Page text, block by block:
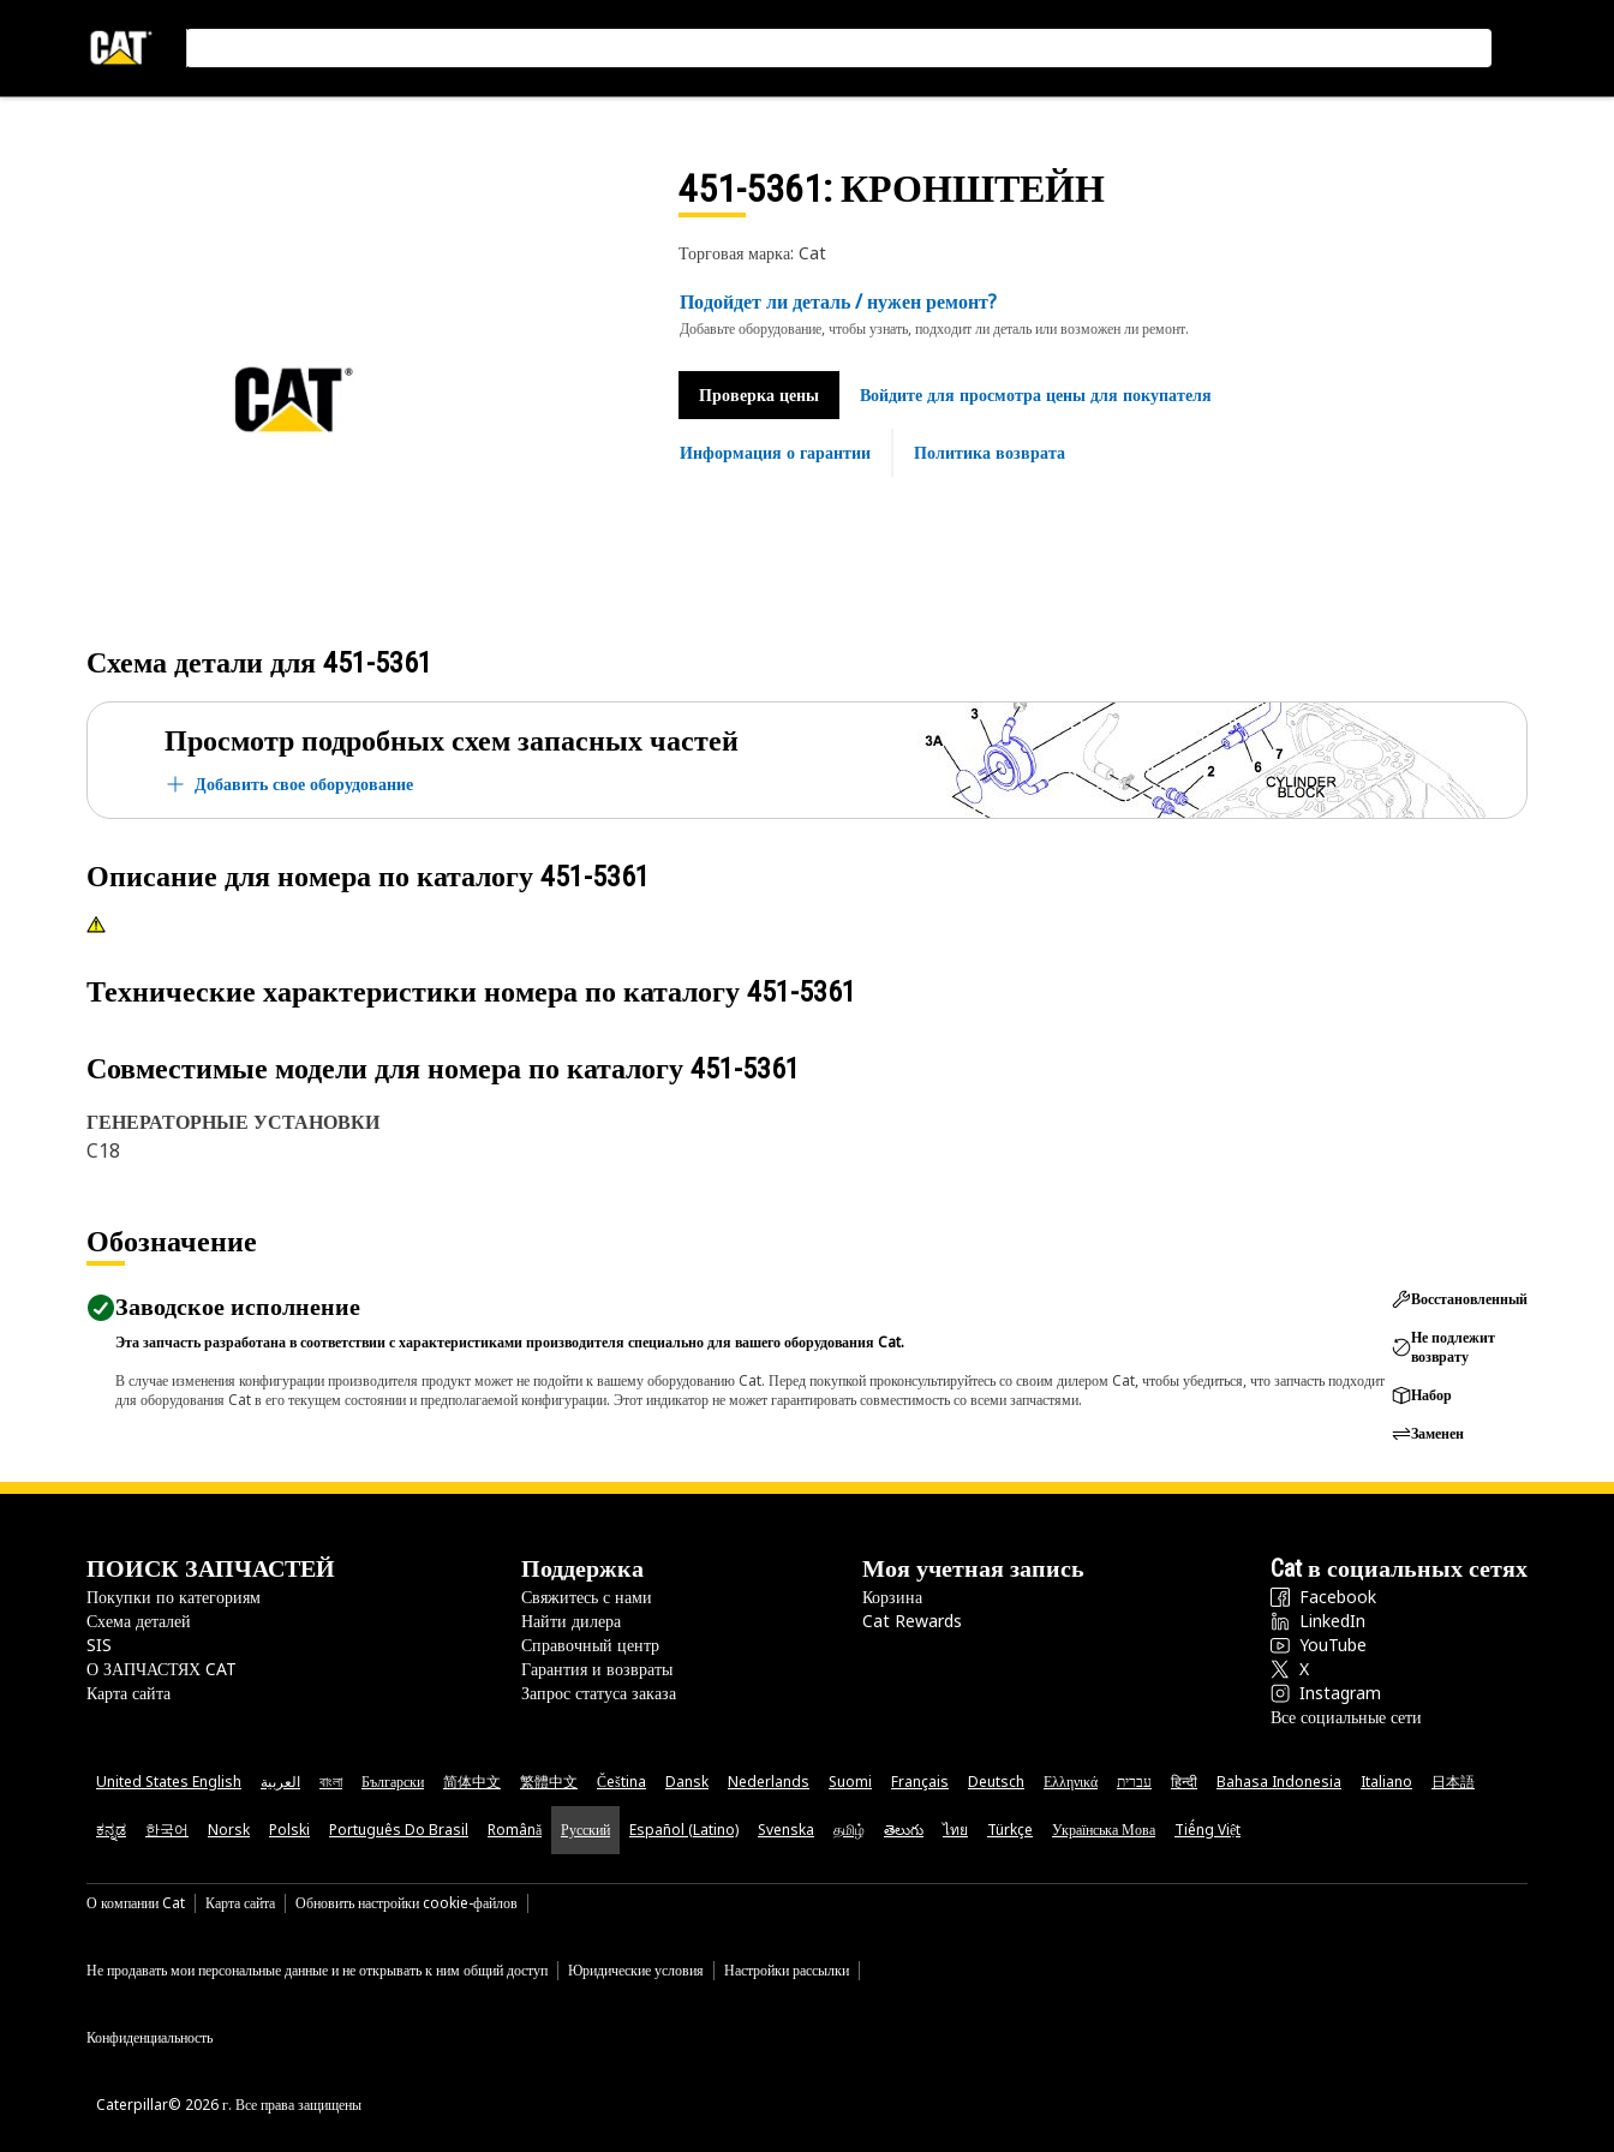
451-5361: КРОНШТЕЙН
Торговая марка: Cat
Подойдет ли деталь / нужен ремонт?
Добавьте оборудование, чтобы узнать, подходит ли деталь или возможен ли ремонт.
Проверка цены Войдите для просмотра цены для покупателя
Информация о гарантии Политика возврата
Схема детали для 451-5361
Просмотр подробных схем запасных частей
Добавить свое оборудование
Описание для номера по каталогу 451-5361
Технические характеристики номера по каталогу 451-5361
Совместимые модели для номера по каталогу 451-5361
ГЕНЕРАТОРНЫЕ УСТАНОВКИ
C18
Обозначение
Заводское исполнение
Эта запчасть разработана в соответствии с характеристиками производителя специально для вашего оборудования Cat.
В случае изменения конфигурации производителя продукт может не подойти к вашему оборудованию Cat. Перед покупкой проконсультируйтесь со своим дилером Cat, чтобы убедиться, что запчасть подходит
для оборудования Cat в его текущем состоянии и предполагаемой конфигурации. Этот индикатор не может гарантировать совместимость со всеми запчастями.
Восстановленный
Не подлежит
возврату
Набор
Заменен
ПОИСК ЗАПЧАСТЕЙ
Покупки по категориям
Схема деталей
SIS
О ЗАПЧАСТЯХ CAT
Карта сайта
Поддержка
Свяжитесь с нами
Найти дилера
Справочный центр
Гарантия и возвраты
Запрос статуса заказа
Моя учетная запись
Корзина
Cat Rewards
Cat в социальных сетях
Facebook
LinkedIn
YouTube
X
Instagram
Все социальные сети
United States English العربية বাংলা Български 简体中文 繁體中文 Čeština Dansk Nederlands Suomi Français Deutsch Ελληνικά עברית हिन्दी Bahasa Indonesia Italiano 日本語
ಕನ್ನಡ 한국어 Norsk Polski Português Do Brasil Română Русский Español (Latino) Svenska தமிழ் తెలుగు ไทย Türkçe Українська Мова Tiếng Việt
О компании Cat Карта сайта Обновить настройки cookie-файлов
Не продавать мои персональные данные и не открывать к ним общий доступ Юридические условия Настройки рассылки
Конфиденциальность
Caterpillar© 2026 г. Все права защищены